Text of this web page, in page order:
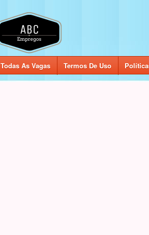
Todas As Vagas Termos De Uso